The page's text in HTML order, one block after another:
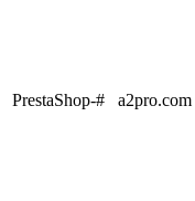
PrestaShop-# a2pro.com